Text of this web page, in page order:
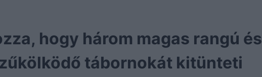
hogy három magas rangú és
tábornokát kitünteti